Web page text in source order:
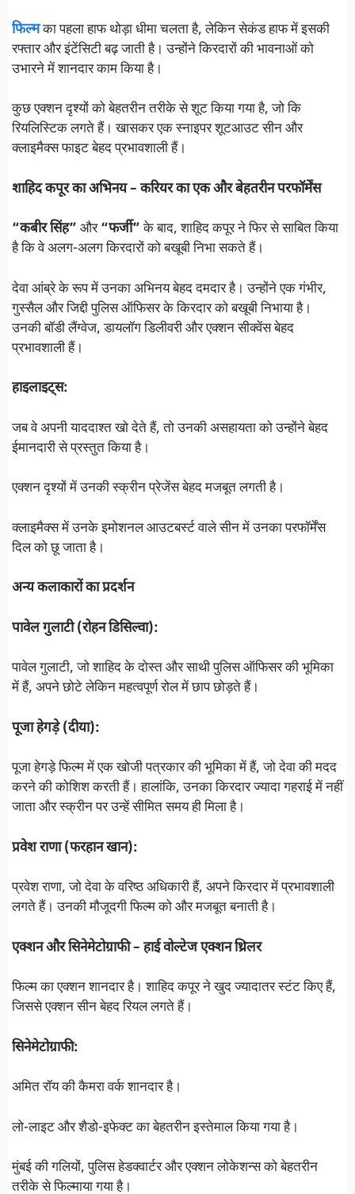
फिल्मका पहला हाफ थोड़ा धीमा चलता है, लेकिन सेकंड हाफ में इसकी
रफ्तार और इंटेंसिटी बढ़ जाती है। उन्होंने किरदारों की भावनाओं को
उभारने में शानदार काम किया है।
कुछ एक्शन दृश्यों को बेहतरीन तरीके से शूट किया गया है, जो कि
रियलिस्टिक लगते हैं। खासकर एक स्नाइपर शूटआउट सीन और
क्लाइमैक्स फाइट बेहद प्रभावशाली हैं।
शाहिद कपूर का अभिनय – करियर का एक और बेहतरीन परफॉर्मेंस
“कबीर सिंह” और“फर्जी”के बाद, शाहिद कपूर ने फिर से साबित किया
है कि वे अलग-अलग किरदारों को बखूबी निभा सकते हैं।
देवा आंब्रे के रूप में उनका अभिनय बेहद दमदार है। उन्होंने एक गंभीर,
गुस्सैल और जिद्दी पुलिस ऑफिसर के किरदार को बखूबी निभाया है।
उनकी बॉडी लैंग्वेज, डायलॉग डिलीवरी और एक्शन सीक्वेंस बेहद
प्रभावशाली हैं।
हाइलाइट्स:
जब वे अपनी याददाश्त खो देते हैं, तो उनकी असहायता को उन्होंने बेहद
ईमानदारी से प्रस्तुत किया है।
एक्शन दृश्यों में उनकी स्क्रीन प्रेजेंस बेहद मजबूत लगती है।
क्लाइमैक्स में उनके इमोशनल आउटबर्स्ट वाले सीन में उनका परफॉर्मेंस
दिल को छू जाता है।
अन्य कलाकारों का प्रदर्शन
पावेल गुलाटी (रोहन डिसिल्वा):
पावेल गुलाटी, जो शाहिद के दोस्त और साथी पुलिस ऑफिसर की भूमिका
में हैं, अपने छोटे लेकिन महत्वपूर्ण रोल में छाप छोड़ते हैं।
पूजा हेगड़े (दीया):
पूजा हेगड़े फिल्म में एक खोजी पत्रकार की भूमिका में हैं, जो देवा की मदद
करने की कोशिश करती हैं। हालांकि, उनका किरदार ज्यादा गहराई में नहीं
जाता और स्क्रीन पर उन्हें सीमित समय ही मिला है।
प्रवेश राणा (फरहान खान):
प्रवेश राणा, जो देवा के वरिष्ठ अधिकारी हैं, अपने किरदार में प्रभावशाली
लगते हैं। उनकी मौजूदगी फिल्म को और मजबूत बनाती है।
एक्शन और सिनेमेटोग्राफी – हाई वोल्टेज एक्शन थ्रिलर
फिल्म का एक्शन शानदार है। शाहिद कपूर ने खुद ज्यादातर स्टंट किए हैं,
जिससे एक्शन सीन बेहद रियल लगते हैं।
सिनेमेटोग्राफी:
अमित रॉय की कैमरा वर्क शानदार है।
लो-लाइट और शैडो-इफेक्ट का बेहतरीन इस्तेमाल किया गया है।
मुंबई की गलियों, पुलिस हेडक्वार्टर और एक्शन लोकेशन्स को बेहतरीन
तरीके से फिल्माया गया है।